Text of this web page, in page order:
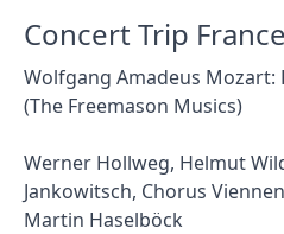
Concert Trip France
Wolfgang Amadeus Mozart:
(The Freemason Musics)
Werner Hollweg, Helmut
Jankowitsch, Chorus
Martin Haselböck